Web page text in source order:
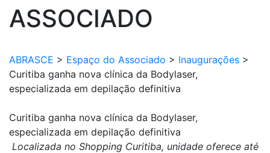
ASSOCIADO
ABRASCE > Espaço do Associado > Inaugurações >
Curitiba ganha nova clínica da Bodylaser,
especializada em depilação definitiva
Curitiba ganha nova clínica da Bodylaser,
especializada em depilação definitiva
Localizada no Shopping Curitiba, unidade oferece até